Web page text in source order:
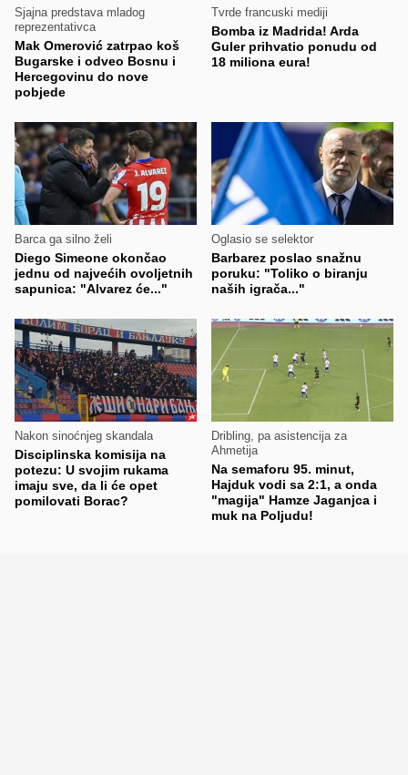
Sjajna predstava mladog
reprezentativca
Mak Omerović zatrpao koš
Bugarske i odveo Bosnu i
Hercegovinu do nove
pobjede
Tvrde francuski mediji
Bomba iz Madrida! Arda
Guler prihvatio ponudu od
18 miliona eura!
Barca ga silno želi
Diego Simeone okončao
jednu od najvećih ovoljetnih
sapunica: "Alvarez će..."
Oglasio se selektor
Barbarez poslao snažnu
poruku: "Toliko o biranju
naših igrača..."
Nakon sinoćnjeg skandala
Disciplinska komisija na
potezu: U svojim rukama
imaju sve, da li će opet
pomilovati Borac?
Dribling, pa asistencija za
Ahmetija
Na semaforu 95. minut,
Hajduk vodi sa 2:1, a onda
"magija" Hamze Jaganjca i
muk na Poljudu!